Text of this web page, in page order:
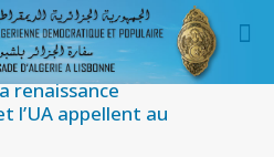
renaissance
l’UA appellent au